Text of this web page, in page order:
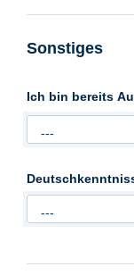
Sonstiges
Ich bin bereits
---
---